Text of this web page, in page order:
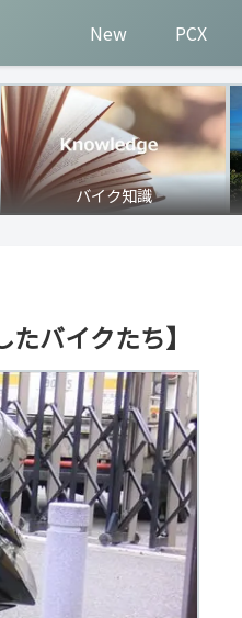
New PCX
バイク知識
バイクたち】